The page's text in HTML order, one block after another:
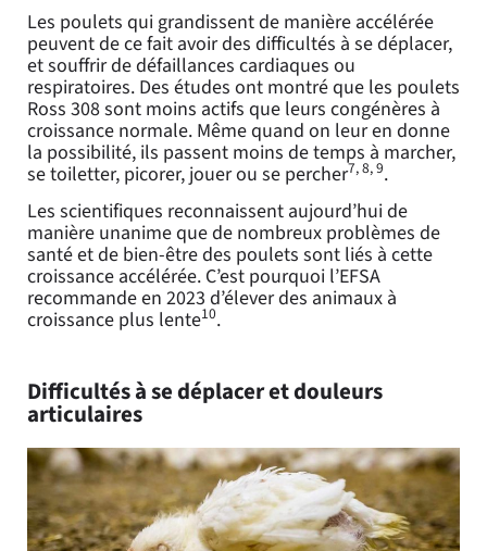
Les poulets qui grandissent de manière accélérée
peuvent de ce fait avoir des difficultés à se déplacer,
et souffrir de défaillances cardiaques ou
respiratoires. Des études ont montré que les poulets
Ross 308 sont moins actifs que leurs congénères à
croissance normale. Même quand on leur en donne
la possibilité, ils passent moins de temps à marcher,
se toiletter, picorer, jouer ou se percher7, 8, 9.
Les scientifiques reconnaissent aujourd’hui de
manière unanime que de nombreux problèmes de
santé et de bien-être des poulets sont liés à cette
croissance accélérée. C’est pourquoi l’EFSA
recommande en 2023 d’élever des animaux à
croissance plus lente10.
Difficultés à se déplacer et douleurs
articulaires